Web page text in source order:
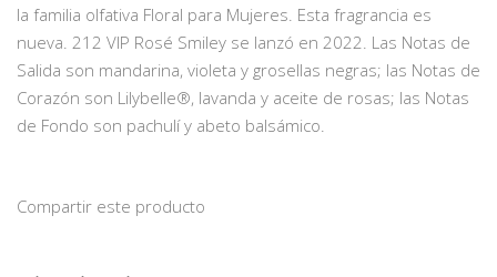
la familia olfativa Floral para Mujeres. Esta fragrancia es
nueva. 212 VIP Rosé Smiley se lanzó en 2022. Las Notas de
Salida son mandarina, violeta y grosellas negras; las Notas de
Corazón son Lilybelle®, lavanda y aceite de rosas; las Notas
de Fondo son pachulí y abeto balsámico.
Compartir este producto